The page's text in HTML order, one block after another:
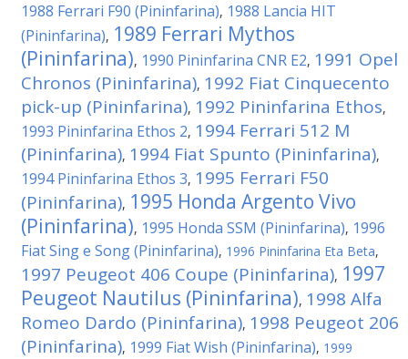
1988 Ferrari F90 (Pininfarina), 1988 Lancia HIT
(Pininfarina), 1989 Ferrari Mythos
(Pininfarina), 1990 Pininfarina CNR E2, 1991 Opel
Chronos (Pininfarina), 1992 Fiat Cinquecento
pick-up (Pininfarina), 1992 Pininfarina Ethos,
1993 Pininfarina Ethos 2, 1994 Ferrari 512 M
(Pininfarina), 1994 Fiat Spunto (Pininfarina),
1994 Pininfarina Ethos 3, 1995 Ferrari F50
(Pininfarina), 1995 Honda Argento Vivo
(Pininfarina), 1995 Honda SSM (Pininfarina), 1996
Fiat Sing e Song (Pininfarina), 1996 Pininfarina Eta Beta,
1997 Peugeot 406 Coupe (Pininfarina), 1997
Peugeot Nautilus (Pininfarina), 1998 Alfa
Romeo Dardo (Pininfarina), 1998 Peugeot 206
(Pininfarina), 1999 Fiat Wish (Pininfarina), 1999